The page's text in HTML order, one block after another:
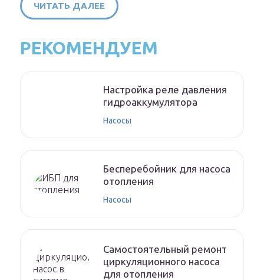
ЧИТАТЬ ДАЛЕЕ
РЕКОМЕНДУЕМ
Настройка реле давления
гидроаккумулятора
Насосы
Бесперебойник для насоса
отопления
Насосы
Самостоятельный ремонт
циркуляционного насоса
для отопления